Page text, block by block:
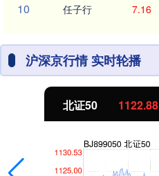
10 任子行 7.16
沪深京行情 实时轮播
北证50 1122.88